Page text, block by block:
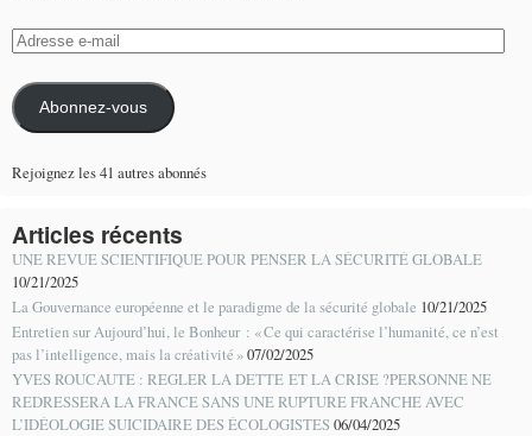
Adresse
e-
mail
Abonnez-vous
Rejoignez les 41 autres abonnés
Articles récents
UNE REVUE SCIENTIFIQUE POUR PENSER LA SÉCURITÉ GLOBALE
10/21/2025
La Gouvernance européenne et le paradigme de la sécurité globale 10/21/2025
Entretien sur Aujourd’hui, le Bonheur : « Ce qui caractérise l’humanité, ce n’est
pas l’intelligence, mais la créativité »07/02/2025
YVES ROUCAUTE : REGLER LA DETTE ET LA CRISE ?PERSONNE NE
REDRESSERA LA FRANCE SANS UNE RUPTURE FRANCHE AVEC
L’IDÉOLOGIE SUICIDAIRE DES ÉCOLOGISTES06/04/2025